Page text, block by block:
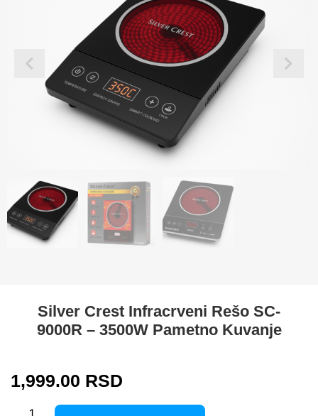
Silver Crest Infracrveni Rešo SC-
9000R – 3500W Pametno Kuvanje
1,999.00 RSD